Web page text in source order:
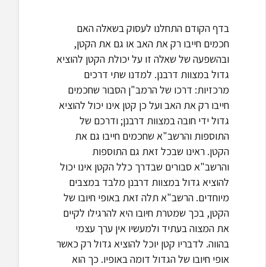
בדף הקודם התחלנו לעסוק בשאלה האם
חכמים חייבו רק את האב או גם את הקטן,
ובהשפעה של שאלה זו על יכולת הקטן להוציא
גדול במצוות דרבנן. למדנו שתי דרכים
מרכזיות: דרכו של הרמב"ן הסבור שחכמים
חייבו רק את האב ועל כן קטן אינו יכול להוציא
גדול ידי חובה במצוות דרבנן; ודרכם של
התוספות והרשב"א שחכמים חייבו גם את
הקטן. ראינו שבכל זאת גם התוספות
והרשב"א סבורים שבדרך כלל הקטן אינו יכול
להוציא גדול במצוות דרבנן מלבד במצבים
מיוחדים. הרשב"א תלה זאת באופי חיובו של
הקטן, בכך שמטרת חיובו היא להרגילו לקיים
את המצוה בעתיד ולמעשיו אין ערך עצמי
בהווה. לדבריו קטן יוכל להוציא גדול רק כאשר
אופי חיובו של הגדול דומה באופיו. כך הוא